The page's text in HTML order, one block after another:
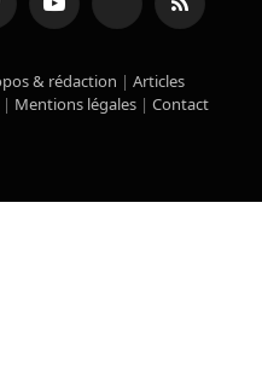
YouTube TikTok RSS
& rédaction | Articles
| Mentions légales | Contact